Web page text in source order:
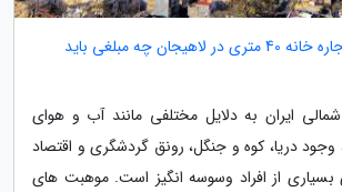
برای خرید، رهن یا اجاره خانه 40 متری در لاهیجان چه مبلغی باید
ایران به دلایل مختلفی مانند آب و هوای
دریا، کوه و جنگل، رونق گردشگری و اقتصاد
از افراد وسوسه انگیز است. موهبت های